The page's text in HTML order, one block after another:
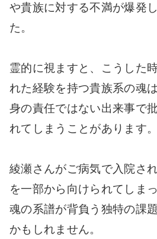
や貴族に対する不満が爆発
た。
霊的に視ますと、こうした
れた経験を持つ貴族系の魂
身の責任ではない出来事で
れてしまうことがあります。
綾瀬さんがご病気で入院さ
を一部から向けられてしま
魂の系譜が背負う独特の課
かもしれません。